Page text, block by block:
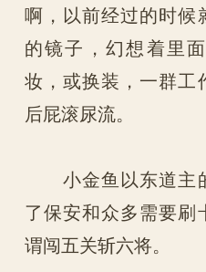
啊，以前经过的时候
的镜子，幻想着里
妆，或换装，一群工
后屁滚尿流。
小金鱼以东道主
了保安和众多需要
谓闯五关斩六将。